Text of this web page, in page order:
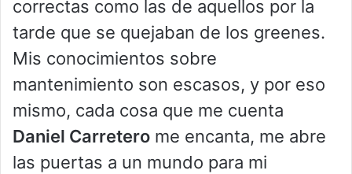
correctas como las de aquellos por la
tarde que se quejaban de los greenes.
Mis conocimientos sobre
mantenimiento son escasos, y por eso
mismo, cada cosa que me cuenta
Daniel Carretero me encanta, me abre
las puertas a un mundo para mi